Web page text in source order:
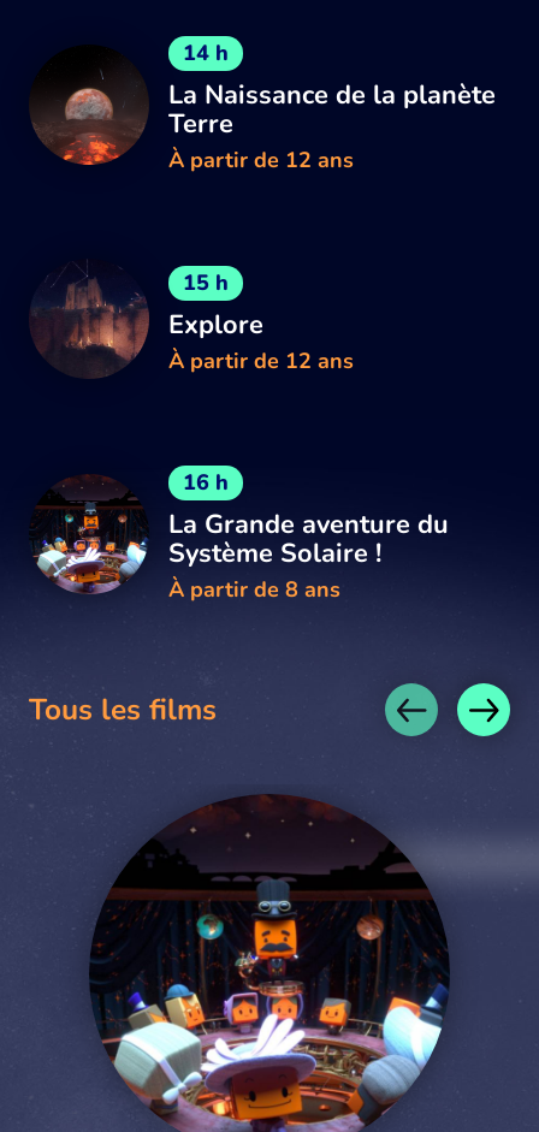
14 h
La Naissance de la planète
Terre
À partir de 12 ans
15 h
Explore
À partir de 12 ans
16 h
La Grande aventure du
Système Solaire !
À partir de 8 ans
Tous les films